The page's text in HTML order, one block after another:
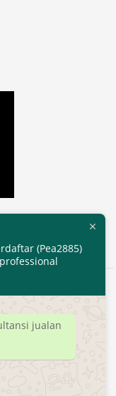
(Pea2885)
jualan